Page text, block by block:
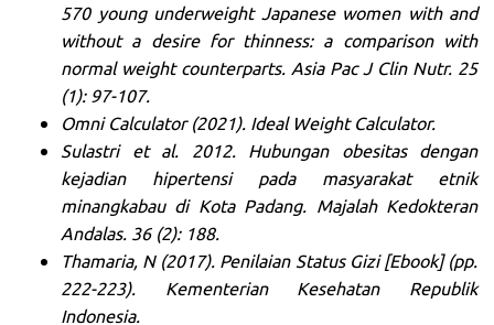
570 young underweight Japanese women with and
without a desire for thinness: a comparison with
normal weight counterparts. Asia Pac J Clin Nutr. 25
(1): 97-107.
Omni Calculator (2021). Ideal Weight Calculator.
Sulastri et al. 2012. Hubungan obesitas dengan
kejadian hipertensi pada masyarakat etnik
minangkabau di Kota Padang. Majalah Kedokteran
Andalas. 36 (2): 188.
Thamaria, N (2017). Penilaian Status Gizi [Ebook] (pp.
222-223). Kementerian Kesehatan Republik
Indonesia.